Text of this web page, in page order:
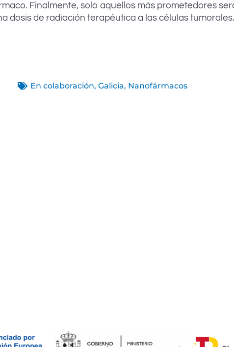
Finalmente, solo aquellos más prometedores
dosis de radiación terapéutica a las células tumorales.
En colaboración, Galicia, Nanofármacos